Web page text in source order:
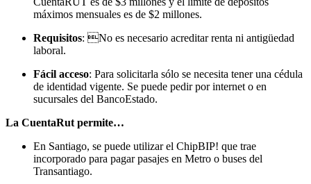
máximos mensuales es de $2 millones.
Requisitos: No es necesario acreditar renta ni antigüedad
laboral.
Fácil acceso: Para solicitarla sólo se necesita tener una cédula
de identidad vigente. Se puede pedir por internet o en
sucursales del BancoEstado.
La CuentaRut permite…
En Santiago, se puede utilizar el ChipBIP! que trae
incorporado para pagar pasajes en Metro o buses del
Transantiago.